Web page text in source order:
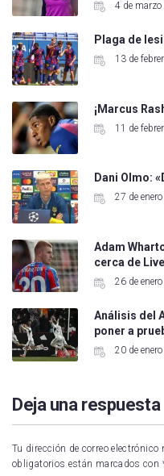
4 de
Plaga de
13 de
¡Marcus
11 de
Dani Olmo:
27 de
Adam
cerca de
26 de
Análisis del
poner a
20 de
Deja una respuesta
Tu dirección de correo electrónico
obligatorios están marcados con